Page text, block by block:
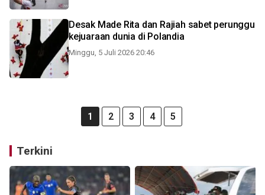
Desak Made Rita dan Rajiah sabet perunggu
kejuaraan dunia di Polandia
Minggu, 5 Juli 2026 20:46
1 2 3 4 5
Terkini